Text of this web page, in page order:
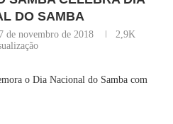
DO SAMBA
de novembro de 2018
2,9K
o Dia Nacional do Samba com